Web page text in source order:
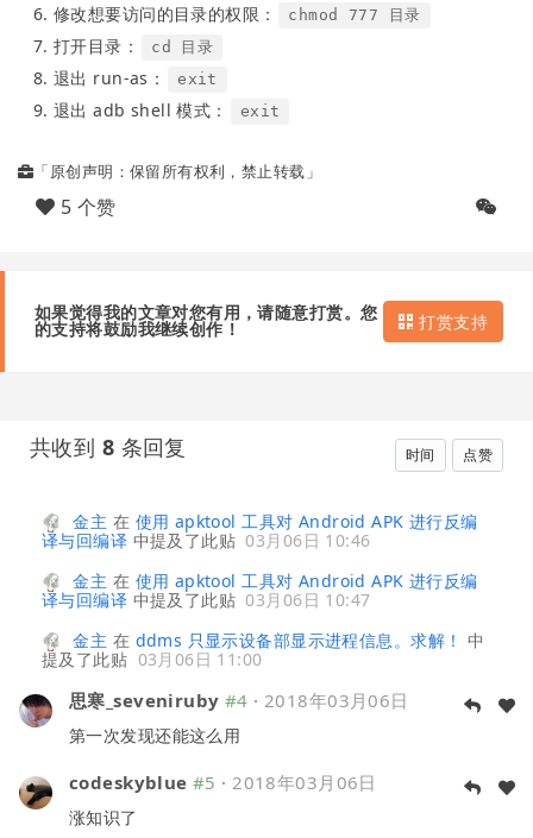
修改想要访问的目录的权限： chmod 777 目录
打开目录： cd 目录
退出 run-as： exit
退出 adb shell 模式： exit
「原创声明：保留所有权利，禁止转载」
5 个赞
如果觉得我的文章对您有用，请随意打赏。您
的支持将鼓励我继续创作！ 打赏支持
共收到 8 条回复 时间 点赞
金主 在 使用 apktool 工具对 Android APK 进行反编
译与回编译 中提及了此贴 03月06日 10:46
金主 在 使用 apktool 工具对 Android APK 进行反编
译与回编译 中提及了此贴 03月06日 10:47
金主 在 ddms 只显示设备部显示进程信息。求解！ 中
提及了此贴 03月06日 11:00
思寒_seveniruby #4 · 2018年03月06日
第一次发现还能这么用
codeskyblue #5 · 2018年03月06日
涨知识了